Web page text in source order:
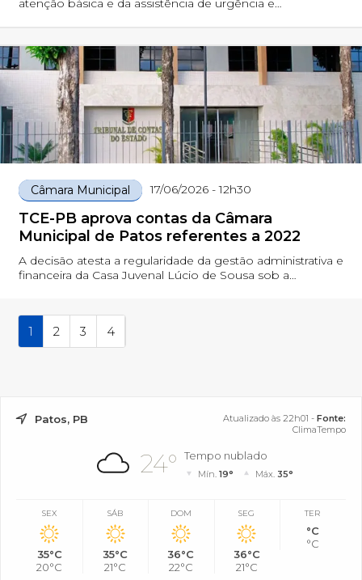
atenção básica e da assistência de urgência e
Câmara Municipal 17/06/2026 - 12h30
TCE-PB aprova contas da Câmara
Municipal de Patos referentes a 2022
A decisão atesta a regularidade da gestão administrativa e
financeira da Casa Juvenal Lúcio de Sousa sob a
1 2 3 4
Patos, PB Atualizado às 22h01 - Fonte:
ClimaTempo
24° Tempo nublado
Mín.19° Máx. 35°
SEX
35°C
20°C
SÁB
35°C
21°C
DOM
36°C
22°C
SEG
36°C
21°C
TER
°C
°C